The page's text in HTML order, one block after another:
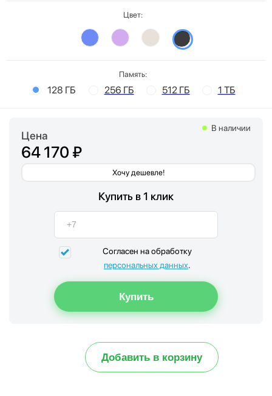
Цвет:
Память:
128 ГБ 256 ГБ 512 ГБ 1 ТБ
Цена
64 170 ₽
Хочу дешевле!
В наличии
Купить в 1 клик
Согласен на обработку
персональных данных.
Добавить в корзину